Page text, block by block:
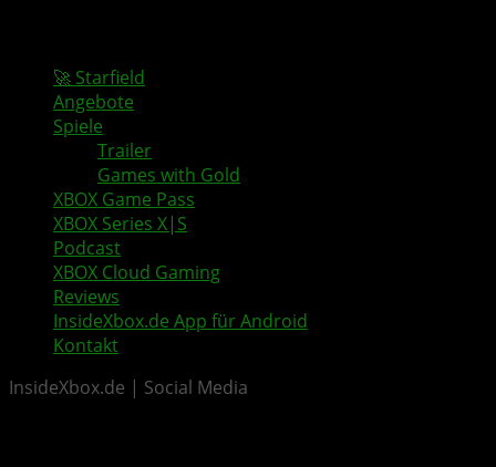
🚀 Starfield
Angebote
Spiele
Trailer
Games with Gold
XBOX Game Pass
XBOX Series X|S
Podcast
XBOX Cloud Gaming
Reviews
InsideXbox.de App für Android
Kontakt
InsideXbox.de | Social Media